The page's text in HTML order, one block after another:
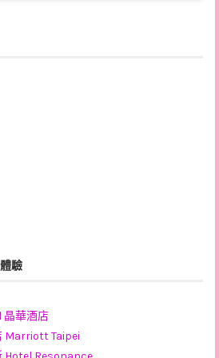
驗
晶華酒店
Marriott Taipei